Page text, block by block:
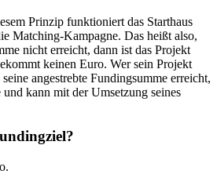
Prinzip funktioniert das Starthaus
Matching-Kampagne. Das heißt also,
nicht erreicht, dann ist das Projekt
keinen Euro. Wer sein Projekt
angestrebte Fundingsumme erreicht,
und kann mit der Umsetzung seines